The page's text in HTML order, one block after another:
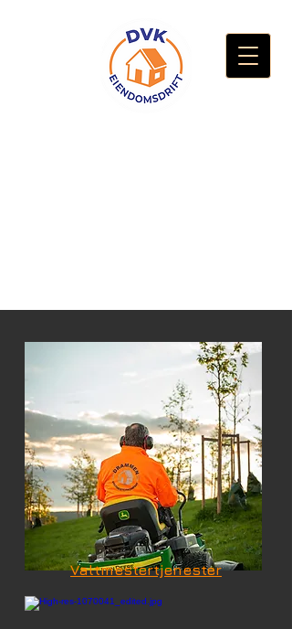
LA OSS GJØRE
JOBBEN
Valtmestertjenester